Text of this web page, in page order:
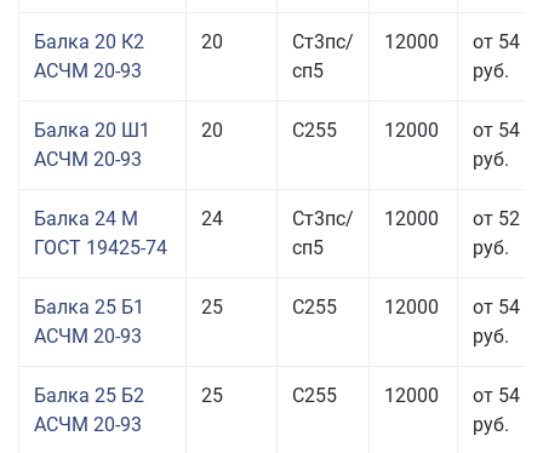
Балка 20 К2
АСЧМ 20-93
20
Ст3пс/
сп5
12000
от 54
руб.
Балка 20 Ш1
АСЧМ 20-93
20 С255 12000
от 54
руб.
Балка 24 М
ГОСТ 19425-74
24
Ст3пс/
сп5
12000
от 52
руб.
Балка 25 Б1
АСЧМ 20-93
25 С255 12000
от 54
руб.
Балка 25 Б2
АСЧМ 20-93
25 С255 12000
от 54
руб.